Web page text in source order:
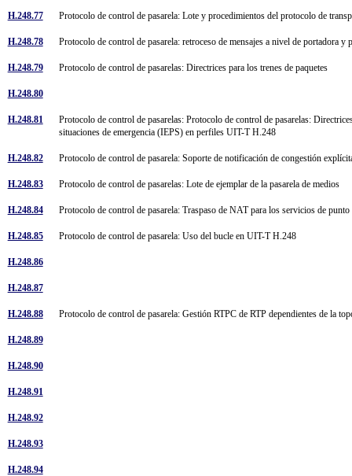
H.248.77 Protocolo de control de pasarela: Lote y procedimientos del protocolo de
H.248.78 Protocolo de control de pasarela: retroceso de mensajes a nivel de portadora
H.248.79 Protocolo de control de pasarelas: Directrices para los trenes de paquetes
H.248.80
H.248.81
Protocolo de control de pasarelas: Protocolo de control de pasarelas:
situaciones de emergencia (IEPS) en perfiles UIT-T H.248
H.248.82 Protocolo de control de pasarela: Soporte de notificación de congestión
H.248.83 Protocolo de control de pasarelas: Lote de ejemplar de la pasarela de medios
H.248.84 Protocolo de control de pasarela: Traspaso de NAT para los servicios de
H.248.85 Protocolo de control de pasarela: Uso del bucle en UIT-T H.248
H.248.86
H.248.87
H.248.88 Protocolo de control de pasarela: Gestión RTPC de RTP dependientes de la
H.248.89
H.248.90
H.248.91
H.248.92
H.248.93
H.248.94